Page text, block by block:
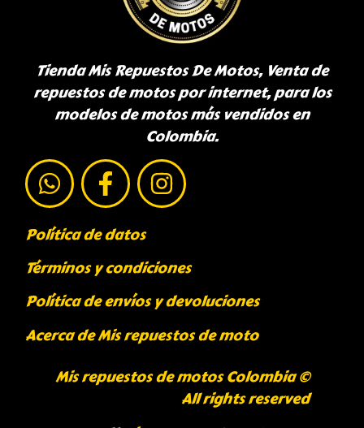
Tienda Mis Repuestos De Motos, Venta de
repuestos de motos por internet, para los
modelos de motos más vendidos en
Colombia.
Política de datos
Términos y condiciones
Política de envíos y devoluciones
Acerca de Mis repuestos de moto
Mis repuestos de motos Colombia ©
All rights reserved